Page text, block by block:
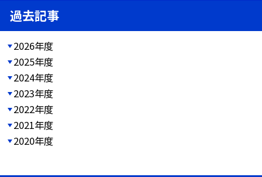
過去記事
2026年度
2025年度
2024年度
2023年度
2022年度
2021年度
2020年度